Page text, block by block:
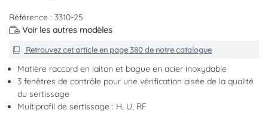
Référence : 3310-25
Voir les autres modèles
Retrouvez cet article en page 380de notre catalogue
Matière raccord en laiton et bague en acier inoxydable
3 fenêtres de contrôle pour une vérification aisée de la qualité
du sertissage
Multiprofil de sertissage : H, U, RF